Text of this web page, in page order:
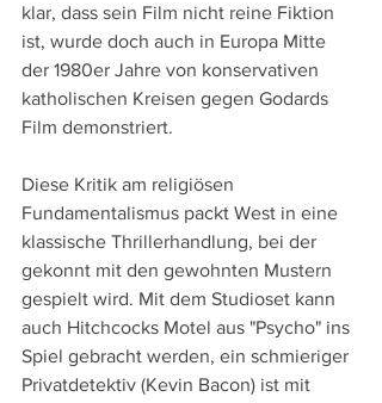
klar, dass sein Film nicht reine Fiktion
ist, wurde doch auch in Europa Mitte
der 1980er Jahre von konservativen
katholischen Kreisen gegen Godards
Film demonstriert.
Diese Kritik am religiösen
Fundamentalismus packt West in eine
klassische Thrillerhandlung, bei der
gekonnt mit den gewohnten Mustern
gespielt wird. Mit dem Studioset kann
auch Hitchcocks Motel aus "Psycho" ins
Spiel gebracht werden, ein schmieriger
Privatdetektiv (Kevin Bacon) ist mit